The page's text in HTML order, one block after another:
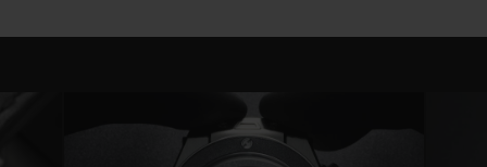
unidades, como em cada colaboração entre